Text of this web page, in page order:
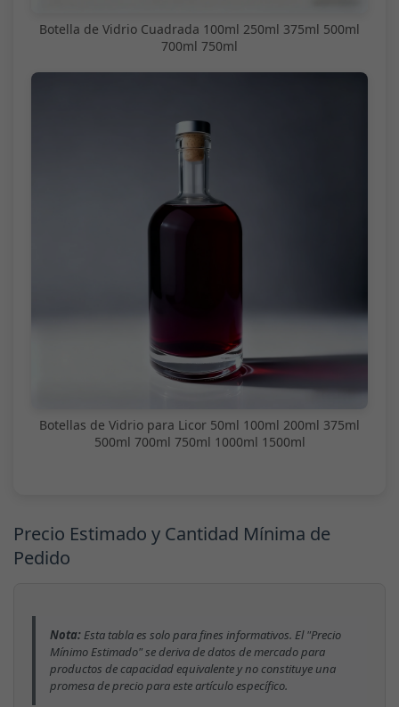
Botella de Vidrio Cuadrada 100ml 250ml 375ml 500ml
700ml 750ml
Botellas de Vidrio para Licor 50ml 100ml 200ml 375ml
500ml 700ml 750ml 1000ml 1500ml
Precio Estimado y Cantidad Mínima de
Pedido
Nota:Esta tabla es solo para fines informativos. El "Precio
Mínimo Estimado" se deriva de datos de mercado para
productos de capacidad equivalente y no constituye una
promesa de precio para este artículo específico.